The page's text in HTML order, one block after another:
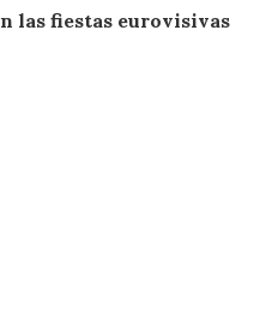
las fiestas eurovisivas